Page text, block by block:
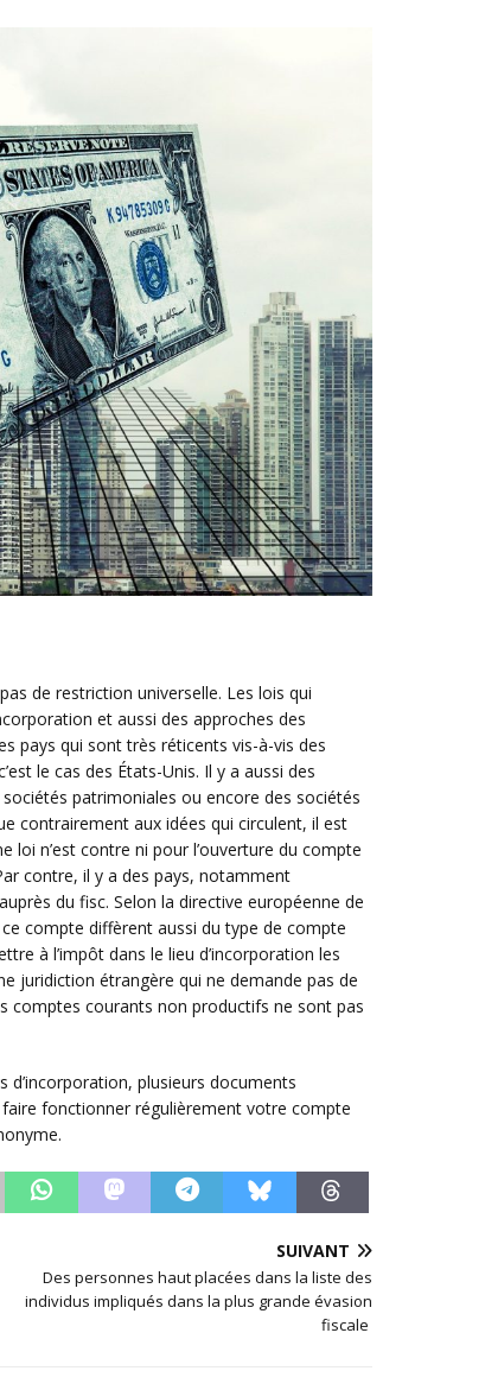
de restriction universelle. Les lois qui
et aussi des approches des
pays qui sont très réticents vis-à-vis des
le cas des États-Unis. Il y a aussi des
patrimoniales ou encore des sociétés
contrairement aux idées qui circulent, il est
loi n’est contre ni pour l’ouverture du compte
contre, il y a des pays, notamment
du fisc. Selon la directive européenne de
compte diffèrent aussi du type de compte
à l’impôt dans le lieu d’incorporation les
juridiction étrangère qui ne demande pas de
comptes courants non productifs ne sont pas
d’incorporation, plusieurs documents
fonctionner régulièrement votre compte
SUIVANT
Des personnes haut placées dans la liste des
individus impliqués dans la plus grande évasion
fiscale